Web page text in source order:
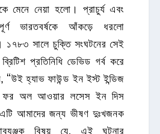
মেনে নেয়া হলো। প্রাচুর্য এবং
ভারতবর্ষকে আঁকড়ে ধরলো
১৭৮৩ সালে চুক্তি সংঘটনের সেই
প্রতিনিধি ডেভিড গর্ব করে
“উই হ্যাভ ফাউন্ড ইন ইস্ট ইন্ডিজ
ফর অল আওয়ার লসেস ইন দিস
আমাদের জন্য ভীষণ দুঃখজনক
বিষয় যে, এই ঘটনার